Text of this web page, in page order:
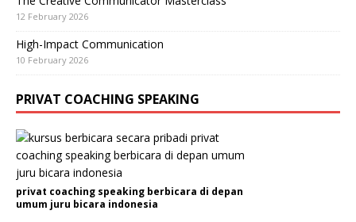
12 February 2026
High-Impact Communication
10 February 2026
PRIVAT COACHING SPEAKING
privat coaching speaking berbicara di depan
umum juru bicara indonesia